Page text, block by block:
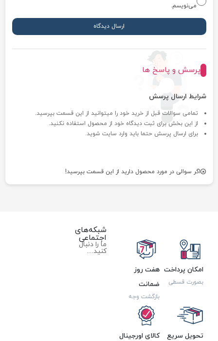
می‌نویسم.
پرسش و پاسخ ها
شرایط ارسال پرسش
تمامی سوالات قبل از خرید خود را میتوانید از این قسمت بپرسید.
از این بخش برای ثبت دیدگاه خود از محصول استفاده نکنید.
برای ارسال پرسش حتما باید وارد سایت شوید.
اگر سوالی در مورد محصول دارید از این قسمت بپرسید!
امکان پرداخت
بصورت قسطی
هفت روز
ضمانت
بازگشت وجه
تحویل سریع کالای اورجینال
شبکه‌های
اجتماعی
ما را دنبال
کنید…